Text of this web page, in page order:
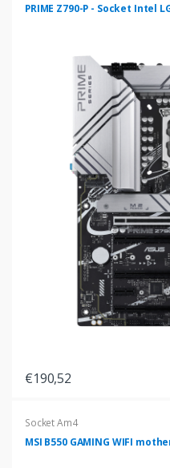
PRIME Z790-P - Socket Intel
€190,52
Socket Am4
MSI B550 GAMING WIFI